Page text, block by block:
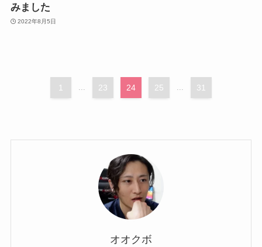
みました
2022年8月5日
1 ... 23 24 25 ... 31
オオクボ